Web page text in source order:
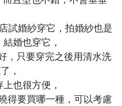
試婚紗穿它，拍婚紗也是
婚也穿它，
，只要穿完之後用清水洗
，
也很方便，
得要買哪一種，可以考慮